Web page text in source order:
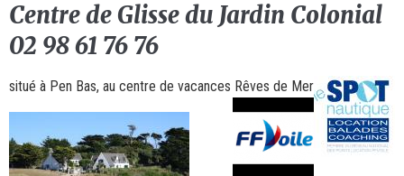
Centre de Glisse du Jardin Colonial
02 98 61 76 76
situé à Pen Bas, au centre de vacances Rêves de Mer